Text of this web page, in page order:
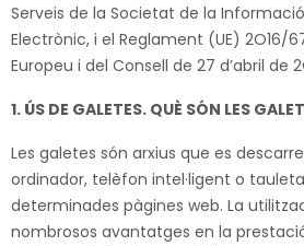
Serveis de la Societat de la
Electrònic, i el Reglament (UE) 2O16/
Europeu i del Consell de 27 d’abril de
1. ÚS DE GALETES. QUÈ SÓN LES
Les galetes són arxius que es
ordinador, telèfon intel·ligent o
determinades pàgines web. La
nombrosos avantatges en la